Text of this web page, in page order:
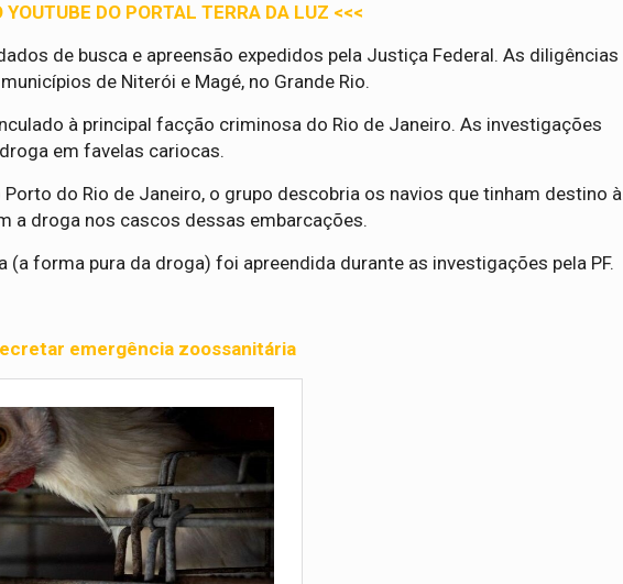
YOUTUBE DO PORTAL TERRA DA LUZ <<<
de busca e apreensão expedidos pela Justiça Federal. As diligências
de Niterói e Magé, no Grande Rio.
à principal facção criminosa do Rio de Janeiro. As investigações
em favelas cariocas.
do Rio de Janeiro, o grupo descobria os navios que tinham destino à
a droga nos cascos dessas embarcações.
forma pura da droga) foi apreendida durante as investigações pela PF.
emergência zoossanitária